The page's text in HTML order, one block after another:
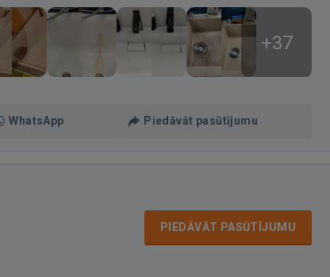
+37
WhatsApp Piedāvāt pasūtījumu
PIEDĀVĀT PASŪTĪJUMU